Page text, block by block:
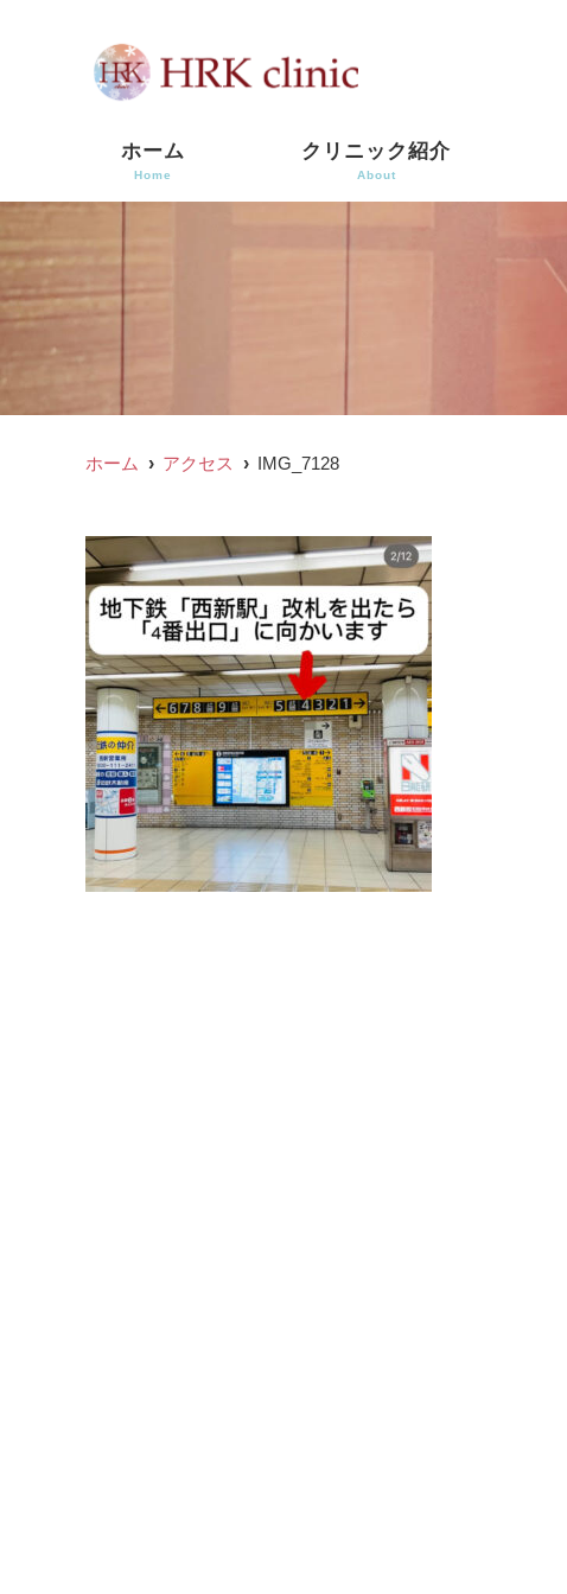
ホーム
Home
クリニック紹介
About
ホーム アクセス IMG_7128